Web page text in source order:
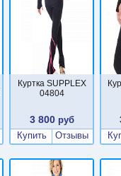
Куртка SUPPLEX
04804
3 800руб
Купить
Отзывы